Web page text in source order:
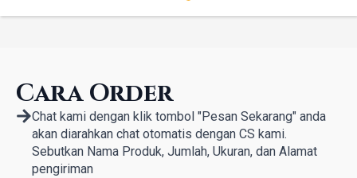
Cara Order
Chat kami dengan klik tombol "Pesan Sekarang" anda
akan diarahkan chat otomatis dengan CS kami.
Sebutkan Nama Produk, Jumlah, Ukuran, dan Alamat
pengiriman